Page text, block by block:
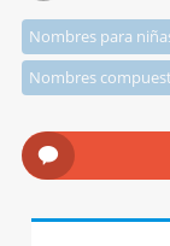
Nombres para
Nombres